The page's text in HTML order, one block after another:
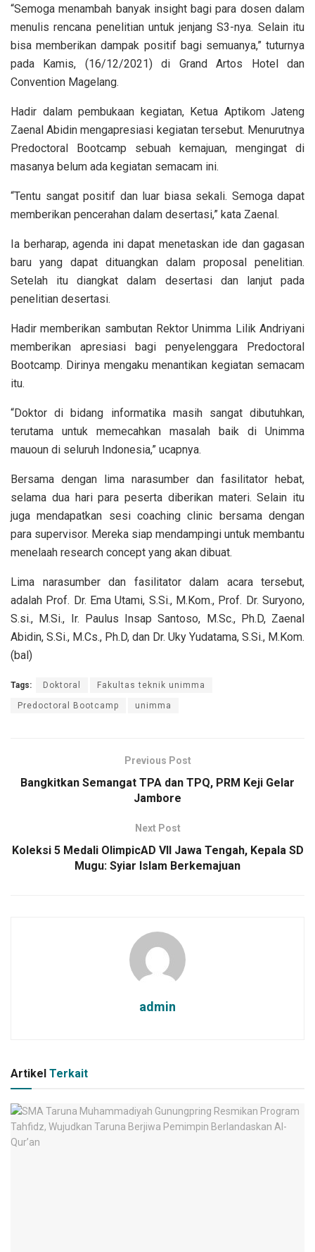
“Semoga menambah banyak insight bagi para dosen dalam
menulis rencana penelitian untuk jenjang S3-nya. Selain itu
bisa memberikan dampak positif bagi semuanya,” tuturnya
pada Kamis, (16/12/2021) di Grand Artos Hotel dan
Convention Magelang.
Hadir dalam pembukaan kegiatan, Ketua Aptikom Jateng
Zaenal Abidin mengapresiasi kegiatan tersebut. Menurutnya
Predoctoral Bootcamp sebuah kemajuan, mengingat di
masanya belum ada kegiatan semacam ini.
“Tentu sangat positif dan luar biasa sekali. Semoga dapat
memberikan pencerahan dalam desertasi,” kata Zaenal.
Ia berharap, agenda ini dapat menetaskan ide dan gagasan
baru yang dapat dituangkan dalam proposal penelitian.
Setelah itu diangkat dalam desertasi dan lanjut pada
penelitian desertasi.
Hadir memberikan sambutan Rektor Unimma Lilik Andriyani
memberikan apresiasi bagi penyelenggara Predoctoral
Bootcamp. Dirinya mengaku menantikan kegiatan semacam
itu.
“Doktor di bidang informatika masih sangat dibutuhkan,
terutama untuk memecahkan masalah baik di Unimma
mauoun di seluruh Indonesia,” ucapnya.
Bersama dengan lima narasumber dan fasilitator hebat,
selama dua hari para peserta diberikan materi. Selain itu
juga mendapatkan sesi coaching clinic bersama dengan
para supervisor. Mereka siap mendampingi untuk membantu
menelaah research concept yang akan dibuat.
Lima narasumber dan fasilitator dalam acara tersebut,
adalah Prof. Dr. Ema Utami, S.Si., M.Kom., Prof. Dr. Suryono,
S.si., M.Si., Ir. Paulus Insap Santoso, M.Sc., Ph.D, Zaenal
Abidin, S.Si., M.Cs., Ph.D, dan Dr. Uky Yudatama, S.Si., M.Kom.
(bal)
Tags: Doktoral Fakultas teknik unimma
Predoctoral Bootcamp unimma
Previous Post
Bangkitkan Semangat TPA dan TPQ, PRM Keji Gelar
Jambore
Next Post
Koleksi 5 Medali OlimpicAD VII Jawa Tengah, Kepala SD
Mugu: Syiar Islam Berkemajuan
admin
Artikel Terkait